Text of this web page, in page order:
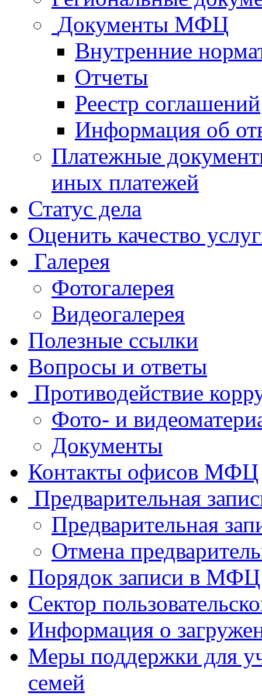
Документы МФЦ
Внутренние
Отчеты
Реестр соглашений
Информация об
Платежные
иных платежей
Статус дела
Оценить качество
Галерея
Фотогалерея
Видеогалерея
Полезные ссылки
Вопросы и ответы
Противодействие
Фото- и
Документы
Контакты офисов МФЦ
Предварительная
Предварительная
Отмена
Порядок записи в МФЦ
Сектор
Информация о
Меры поддержки для
семей